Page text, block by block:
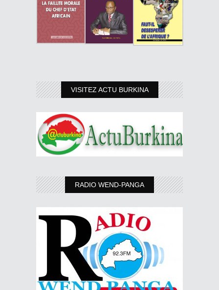
VISITEZ ACTU BURKINA
RADIO WEND-PANGA